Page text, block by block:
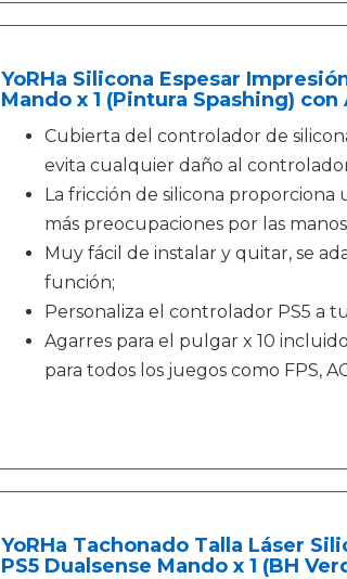
YoRHa Silicona Espesar
Mando x 1 (Pintura Spashing)
Cubierta del controlador de
evita cualquier daño al
La fricción de silicona proporciona
más preocupaciones por las
Muy fácil de instalar y quitar, se
función;
Personaliza el controlador PS5 a
Agarres para el pulgar x 10
para todos los juegos como FPS,
YoRHa Tachonado Talla Láser
PS5 Dualsense Mando x 1 (BH